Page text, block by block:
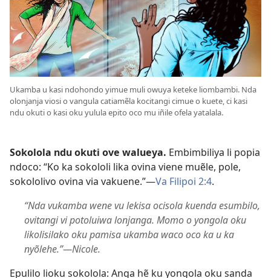
Ukamba u kasi ndohondo yimue muli owuya keteke liombambi. Nda
olonjanja viosi o vangula catiamẽla kocitangi cimue o kuete, ci kasi
ndu okuti o kasi oku yulula epito oco mu iñile ofela yatalala.
Sokolola ndu okuti ove walueya. Embimbiliya li popia
ndoco: “Ko ka sokololi lika ovina viene muẽle, pole,
sokololivo ovina via vakuene.”—Va Filipoi 2:4.
“Nda vukamba wene vu lekisa ocisola kuenda esumbilo,
ovitangi vi potoluiwa lonjanga. Momo o yongola oku
likolisilako oku pamisa ukamba waco oco ka u ka
nyõlehe.”—Nicole.
Epulilo lioku sokolola: Anga hẽ ku yongola oku sanda